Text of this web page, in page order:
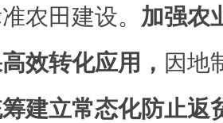
农田建设。 加强农
效转化应用， 因地
建立常态化防止返